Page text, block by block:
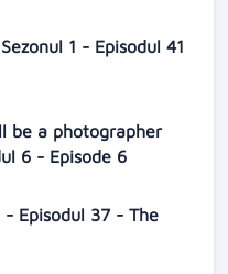
1 - Episodul 41
be a photographer
6 - Episode 6
- Episodul 37 - The